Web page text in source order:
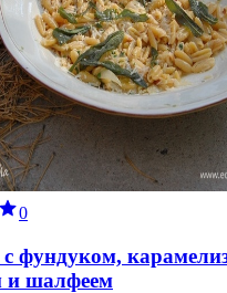
0
с фундуком,
и шалфеем